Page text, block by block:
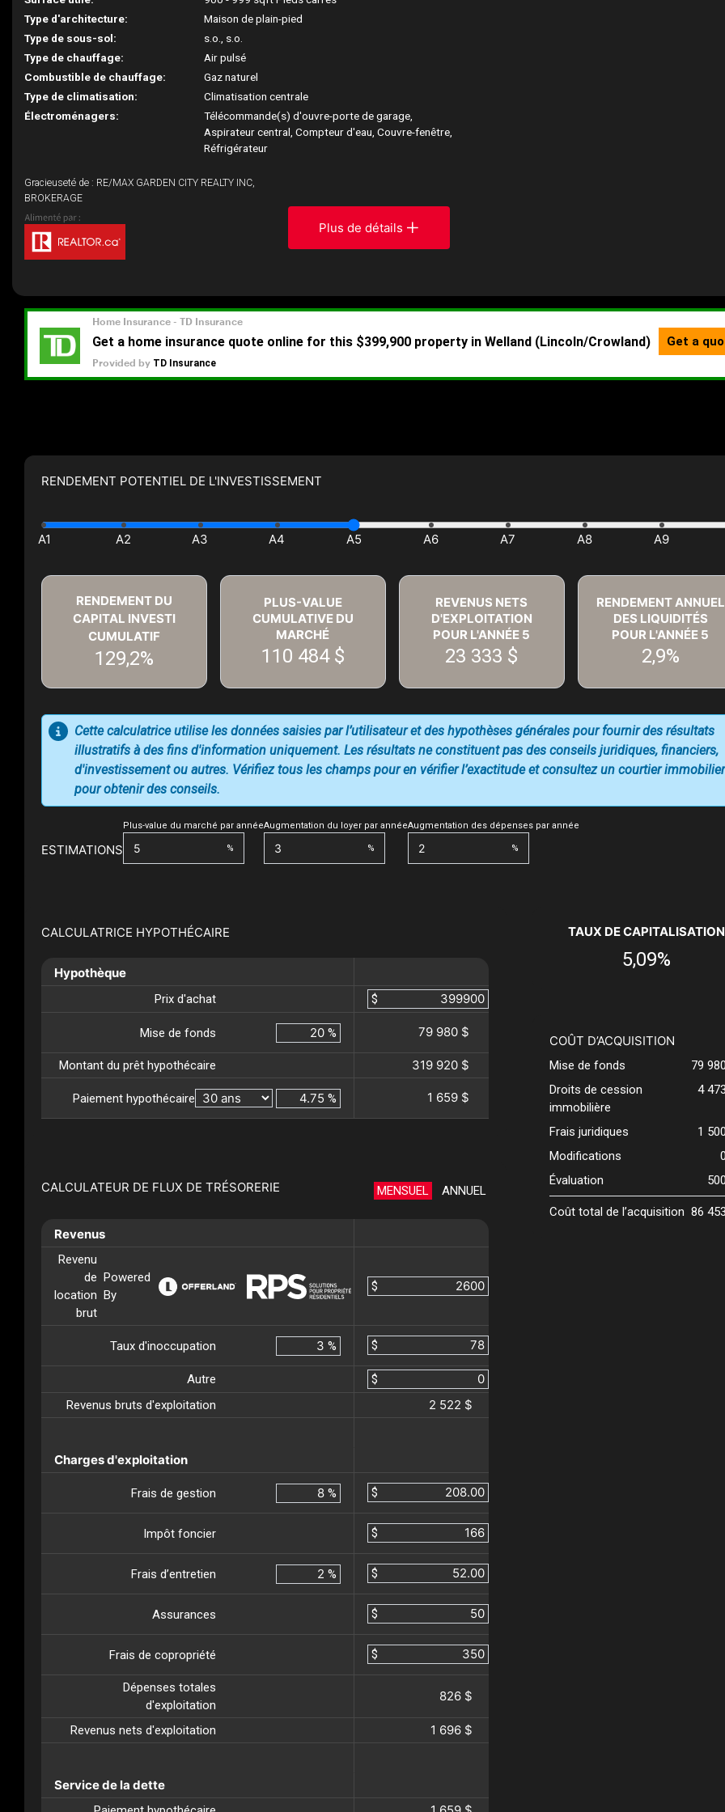
Type d'architecture:
Maison de plain-pied
Type de sous-sol:
s.o., s.o.
Type de chauffage:
Air pulsé
Combustible de chauffage:
Gaz naturel
Type de climatisation:
Climatisation centrale
Électroménagers:
Télécommande(s) d'ouvre-porte de garage,
Aspirateur central, Compteur d'eau, Couvre-fenêtre,
Réfrigérateur
Gracieuseté de : RE/MAX GARDEN CITY REALTY INC,
BROKERAGE
Plus de détails
RENDEMENT POTENTIEL DE L'INVESTISSEMENT
RENDEMENT DU
CAPITAL INVESTI
CUMULATIF
129,2%
PLUS-VALUE
CUMULATIVE DU
MARCHÉ
110 484 $
REVENUS NETS
D'EXPLOITATION
POUR L'ANNÉE 5
23 333 $
RENDEMENT ANNUEL
DES LIQUIDITÉS
POUR L'ANNÉE 5
2,9%
ESTIMATIONS
Plus-value du marché par année
%
Augmentation du loyer par année
%
Augmentation des dépenses par année
%
Cette calculatrice utilise les données saisies par l’utilisateur et des hypothèses générales pour fournir des résultats
illustratifs à des fins d'information uniquement. Les résultats ne constituent pas des conseils juridiques, financiers,
d'investissement ou autres. Vérifiez tous les champs pour en vérifier l’exactitude et consultez un courtier immobilier
pour obtenir des conseils.
CALCULATRICE HYPOTHÉCAIRE
Hypothèque
Prix d'achat $
Mise de fonds % 79 980 $
Montant du prêt hypothécaire 319 920 $
Paiement hypothécaire % 1 659 $
CALCULATEUR DE FLUX DE TRÉSORERIE MENSUEL ANNUEL
Revenus
Revenu
de
location
brut
Powered
By
$
Taux d'inoccupation % $
Autre
$
Revenus bruts d'exploitation
2 522 $
Charges d'exploitation
Frais de gestion % $
Impôt foncier $
Frais d’entretien % $
Assurances $
Frais de copropriété $
Dépenses totales
d'exploitation
826 $
Revenus nets d'exploitation 1 696 $
Service de la dette
TAUX DE CAPITALISATION
5,09%
COÛT D’ACQUISITION
Mise de fonds
79
Droits de cession
immobilière
4
Frais juridiques
1
Modifications
Évaluation
Coût total de l’acquisition 86